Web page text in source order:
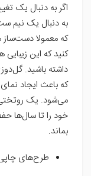
اگر به دنبال یک
به دنبال یک نیم
که معمولا
کنید که این
داشته باشید.
که باعث ایجاد
می‌شود. یک روتختی
خود را تا سال‌ها
بماند.
طرح‌های